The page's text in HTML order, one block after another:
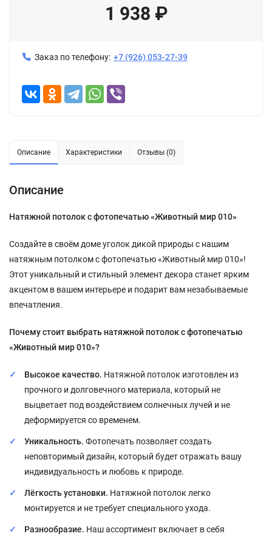
1 938 ₽
Заказ по телефону: +7 (926) 053-27-39
Описание Характеристики Отзывы (0)
Описание
Натяжной потолок с фотопечатью «Животный мир 010»
Создайте в своём доме уголок дикой природы с нашим
натяжным потолком с фотопечатью «Животный мир 010»!
Этот уникальный и стильный элемент декора станет ярким
акцентом в вашем интерьере и подарит вам незабываемые
впечатления.
Почему стоит выбрать натяжной потолок с фотопечатью
«Животный мир 010»?
Высокое качество. Натяжной потолок изготовлен из
прочного и долговечного материала, который не
выцветает под воздействием солнечных лучей и не
деформируется со временем.
Уникальность. Фотопечать позволяет создать
неповторимый дизайн, который будет отражать вашу
индивидуальность и любовь к природе.
Лёгкость установки. Натяжной потолок легко
монтируется и не требует специального ухода.
Разнообразие. Наш ассортимент включает в себя